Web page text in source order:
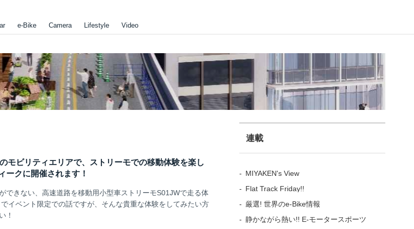
e-Bike Camera Lifestyle Video
モビリティエリアで、ストリーモでの移動体験を楽し
ークに開催されます！
できない、高速道路を移動用小型車ストリーモS01JWで走る体
イベント限定での話ですが、そんな貴重な体験をしてみたい方
！
連載
MIYAKEN's View
Flat Track Friday!!
厳選! 世界のe-Bike情報
静かながら熱い!! E-モータースポーツ